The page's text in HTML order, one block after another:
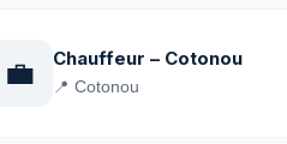
💼 Chauffeur – Cotonou
📍 Cotonou